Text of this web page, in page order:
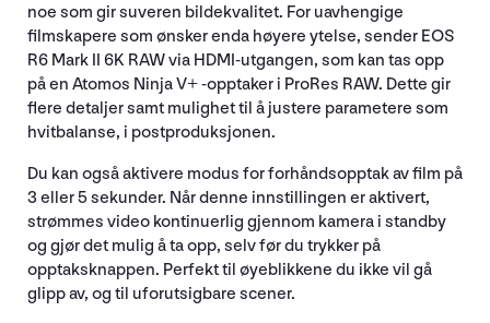
noe som gir suveren bildekvalitet. For uavhengige
filmskapere som ønsker enda høyere ytelse, sender EOS
R6 Mark II 6K RAW via HDMI-utgangen, som kan tas opp
på en Atomos Ninja V+ -opptaker i ProRes RAW. Dette gir
flere detaljer samt mulighet til å justere parametere som
hvitbalanse, i postproduksjonen.
Du kan også aktivere modus for forhåndsopptak av film på
3 eller 5 sekunder. Når denne innstillingen er aktivert,
strømmes video kontinuerlig gjennom kamera i standby
og gjør det mulig å ta opp, selv før du trykker på
opptaksknappen. Perfekt til øyeblikkene du ikke vil gå
glipp av, og til uforutsigbare scener.